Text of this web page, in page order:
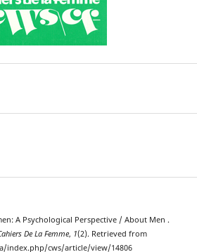
A Psychological Perspective / About Men .
De La Femme, 1(2). Retrieved from
index.php/cws/article/view/14806